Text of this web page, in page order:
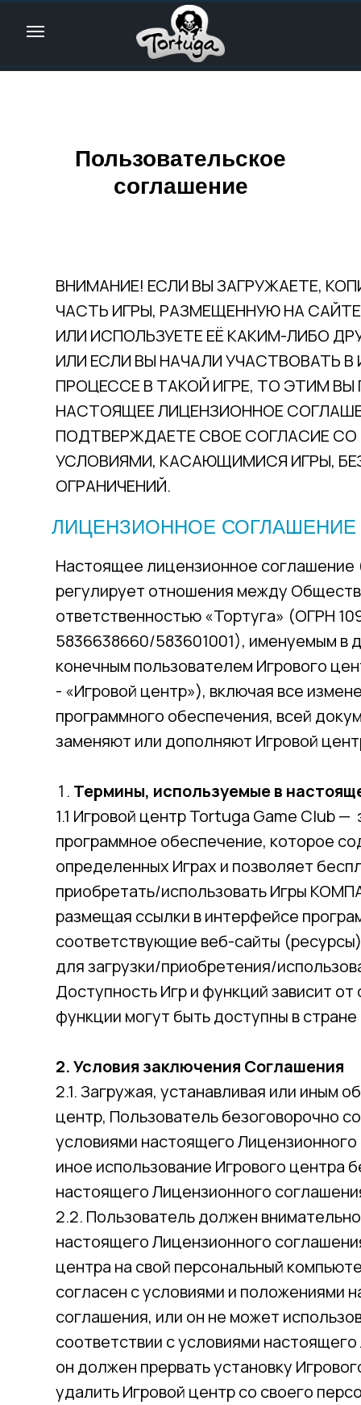
Пользовательское
соглашение
ЛИЦЕНЗИОННОЕ СОГЛАШЕНИЕ
ВНИМАНИЕ! ЕСЛИ ВЫ ЗАГРУЖАЕТЕ,
ЧАСТЬ ИГРЫ, РАЗМЕЩЕННУЮ НА
ИЛИ ИСПОЛЬЗУЕТЕ ЕЁ КАКИМ-ЛИБО
ИЛИ ЕСЛИ ВЫ НАЧАЛИ УЧАСТВОВАТЬ
ПРОЦЕССЕ В ТАКОЙ ИГРЕ, ТО ЭТИМ
НАСТОЯЩЕЕ ЛИЦЕНЗИОННОЕ
ПОДТВЕРЖДАЕТЕ СВОЕ СОГЛАСИЕ СО
УСЛОВИЯМИ, КАСАЮЩИМИСЯ ИГРЫ,
ОГРАНИЧЕНИЙ.
Настоящее лицензионное
регулирует отношения между
ответственностью «Тортуга» (ОГРН
5836638660/583601001), именуемым
конечным пользователем Игрового
- «Игровой центр»), включая все
программного обеспечения, всей
заменяют или дополняют Игровой
Термины, используемые в
1.1 Игровой центр Tortuga Game Club
программное обеспечение, которое
определенных Играх и позволяет
приобретать/использовать Игры
размещая ссылки в интерфейсе
соответствующие веб-сайты
для загрузки/приобретения/
Доступность Игр и функций зависит от
функции могут быть доступны в
2. Условия заключения Соглашения
2.1. Загружая, устанавливая или иным
центр, Пользователь безоговорочно
условиями настоящего
иное использование Игрового центра
настоящего Лицензионного
2.2. Пользователь должен
настоящего Лицензионного
центра на свой персональный
согласен с условиями и положениями
соглашения, или он не может
соответствии с условиями
он должен прервать установку
удалить Игровой центр со своего